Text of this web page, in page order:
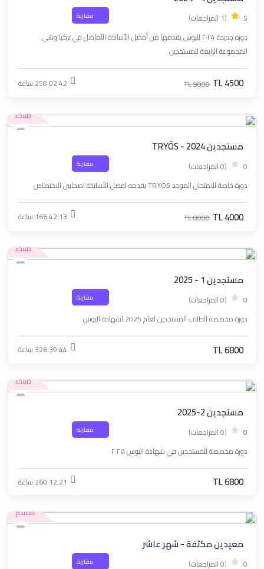
5 (1 المراجعات) مقارنة
دورة جديدة ٢٠٢4 لليوس يقدمها من أفضل الأساتذة الأفاضل في تركيا وهي
المجموعة الرابعة للمستجدين
TL 4500
TL 9000 258:02:42 ساعة
مبتدء
مستجدين TRYÖS - 2024
0 (0 المراجعات) مقارنة
دورة خاصة للامتحان الموحد TRYÖS يقدمه افضل الأساتذة اصحابين الاختصاص
TL 4000
TL 8000 166:42:13 ساعة
مبتدء
مستجدين 1 - 2025
0 (0 المراجعات) مقارنة
دورة مخصصة للطلاب المستجدين لعام 2025 لشهادة اليوس
TL 6800 326:39:44 ساعة
مبتدء
مستجدين 2-2025
0 (0 المراجعات) مقارنة
دورة مخصصة للمستجدين في شهادة اليوس ٢٠٢٥
TL 6800 260:12:21 ساعة
متقدم
معيدين مكثفة - شهر عاشر
0 (0 المراجعات) مقارنة